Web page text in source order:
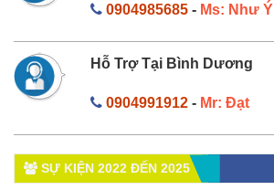
0904985685- Ms: Như Ý
Hỗ Trợ Tại Bình Dương
0904991912- Mr: Đạt
SỰ KIỆN 2022 ĐẾN 2025